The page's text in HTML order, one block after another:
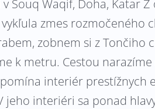
Souq Waqif, Doha,
zmes
zobnem si z Tončiho
k metru. Cestou
interiér prestížnych
jeho interiéri sa ponad